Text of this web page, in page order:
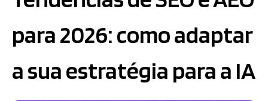
para 2026: como adaptar
a sua estratégia para a IA